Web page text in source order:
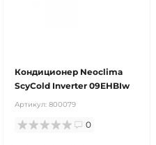
Кондиционер Neoclima
ScyCold Inverter 09EHBIw
Артикул: 800079
0